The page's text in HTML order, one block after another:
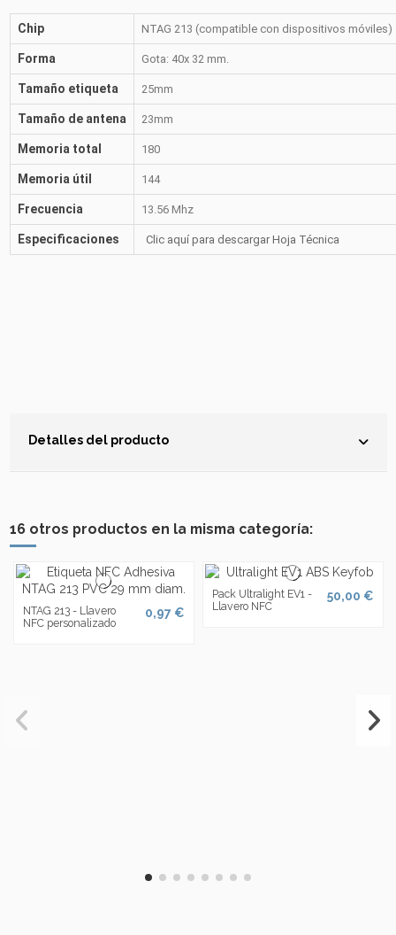
Chip NTAG 213 (compatible con dispositivos móviles)
Forma Gota: 40x 32 mm.
Tamaño etiqueta 25mm
Tamaño de antena 23mm
Memoria total 180
Memoria útil 144
Frecuencia 13.56 Mhz
Especificaciones Clic aquí para descargar Hoja Técnica
Detalles del producto
16 otros productos en la misma categoría:
NTAG 213 - Llavero
NFC personalizado
0,97 €
Pack Ultralight EV1 -
Llavero NFC
50,00 €